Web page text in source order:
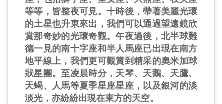
等等，皆整夜可見。十時後，帶著美麗光環
的土星也升東來出，我們可以通過望遠鏡欣
賞那奇妙的光環奇觀。午夜過後，北半球難
德一見的南十字座和半人馬座已出現在南方
地平線上，我們更可觀賞到精采的奧米加球
狀星團。至凌晨時分，天琴、天鵝、天鷹、
天蝎、人馬等夏季星座星座，以及銀河的淡
淡光，亦紛紛出現在東方的天空。